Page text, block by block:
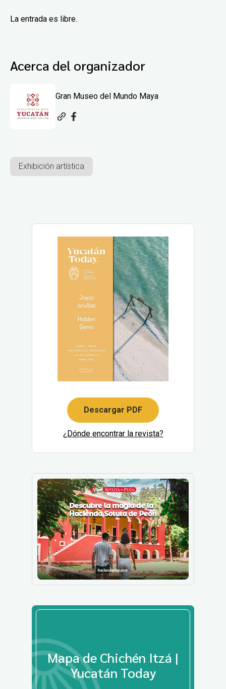
La entrada es libre.
Acerca del organizador
Gran Museo del Mundo Maya
Exhibición artística
Descargar PDF
¿Dónde encontrar la revista?
Mapa de Chichén Itzá |
Yucatán Today